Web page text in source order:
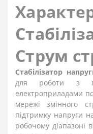
Струм
Стабілізатор
для роботи з
електроприладами
мережі змінного
підтримку напруги
робочому діапазоні